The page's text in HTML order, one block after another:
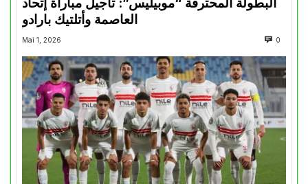
العاصمة وأتلتيك بارادو
Mai 1, 2026 0